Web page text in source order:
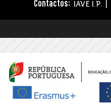
Contactos: IAVE I.P.